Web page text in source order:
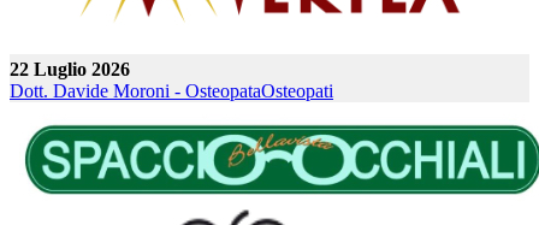
22 Luglio 2026
Dott. Davide Moroni - OsteopataOsteopati